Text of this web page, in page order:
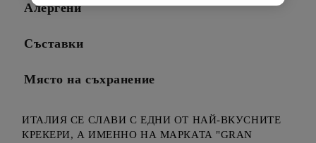
Алергени
Съставки
Място на съхранение
ИТАЛИЯ СЕ СЛАВИ С ЕДНИ ОТ НАЙ-ВКУСНИТЕ
КРЕКЕРИ, А ИМЕННО НА МАРКАТА "GRAN